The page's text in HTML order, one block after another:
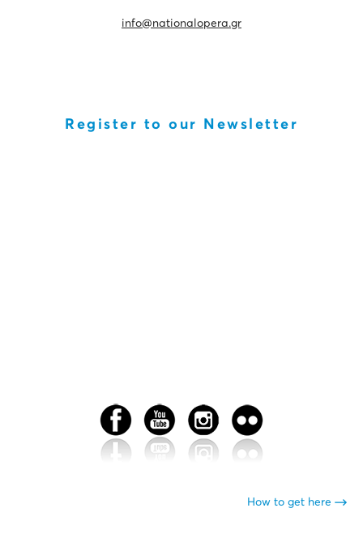
info@nationalopera.gr
Register to our Newsletter
How to get here